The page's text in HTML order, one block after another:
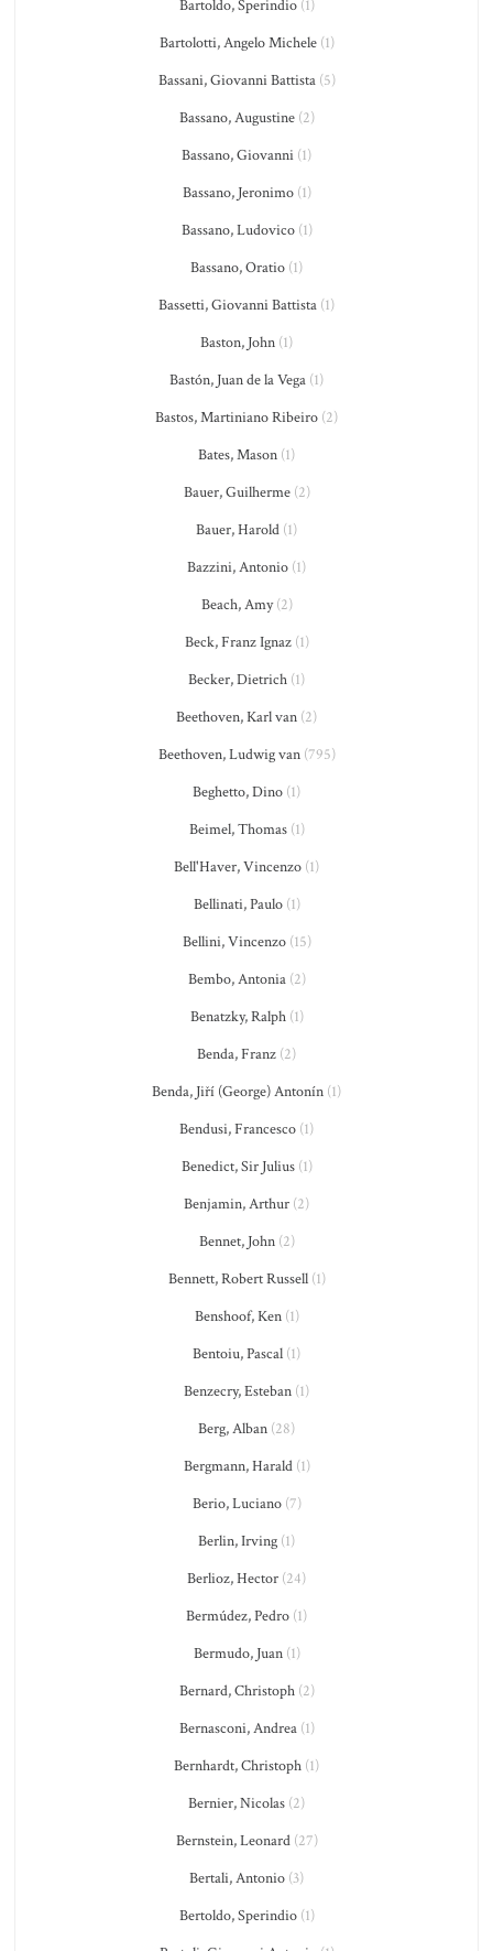
Bartoldo, Sperindio(1)
Bartolotti, Angelo Michele(1)
Bassani, Giovanni Battista(5)
Bassano, Augustine(2)
Bassano, Giovanni (1)
Bassano, Jeronimo(1)
Bassano, Ludovico(1)
Bassano, Oratio (1)
Bassetti, Giovanni Battista (1)
Baston, John (1)
Bastón, Juan de la Vega (1)
Bastos, Martiniano Ribeiro (2)
Bates, Mason (1)
Bauer, Guilherme(2)
Bauer, Harold (1)
Bazzini, Antonio (1)
Beach, Amy(2)
Beck, Franz Ignaz(1)
Becker, Dietrich (1)
Beethoven, Karl van (2)
Beethoven, Ludwig van(795)
Beghetto, Dino (1)
Beimel, Thomas(1)
Bell'Haver, Vincenzo (1)
Bellinati, Paulo(1)
Bellini, Vincenzo(15)
Bembo, Antonia(2)
Benatzky, Ralph(1)
Benda, Franz (2)
Benda, Jiří (George) Antonín (1)
Bendusi, Francesco (1)
Benedict, Sir Julius(1)
Benjamin, Arthur (2)
Bennet, John(2)
Bennett, Robert Russell(1)
Benshoof, Ken(1)
Bentoiu, Pascal (1)
Benzecry, Esteban (1)
Berg, Alban (28)
Bergmann, Harald(1)
Berio, Luciano(7)
Berlin, Irving (1)
Berlioz, Hector (24)
Bermúdez, Pedro (1)
Bermudo, Juan(1)
Bernard, Christoph(2)
Bernasconi, Andrea(1)
Bernhardt, Christoph (1)
Bernier, Nicolas (2)
Bernstein, Leonard(27)
Bertali, Antonio (3)
Bertoldo, Sperindio(1)